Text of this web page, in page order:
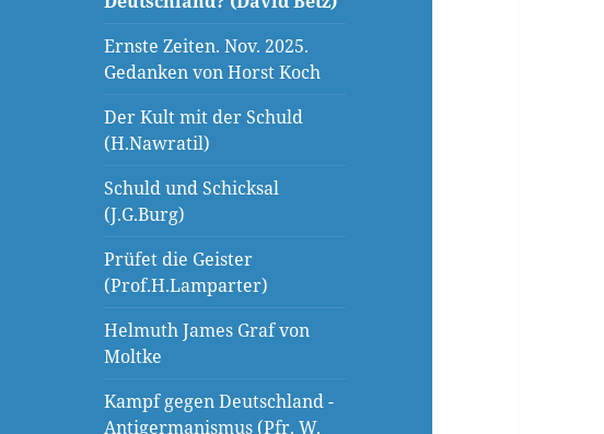
Ernste Zeiten. Nov. 2025.
Gedanken von Horst Koch
Der Kult mit der Schuld
(H.Nawratil)
Schuld und Schicksal
(J.G.Burg)
Prüfet die Geister
(Prof.H.Lamparter)
Helmuth James Graf von
Moltke
Kampf gegen Deutschland -
Antigermanismus (Pfr. W.